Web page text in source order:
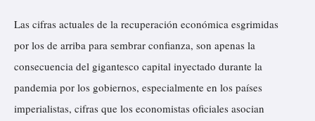
Las cifras actuales de la recuperación económica esgrimidas
por los de arriba para sembrar confianza, son apenas la
consecuencia del gigantesco capital inyectado durante la
pandemia por los gobiernos, especialmente en los países
imperialistas, cifras que los economistas oficiales asocian